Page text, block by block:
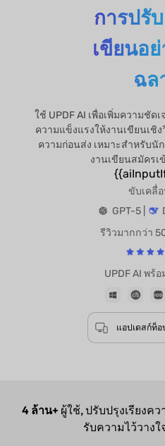
การปรั
เขียนอ
ฉล
ใช้ UPDF AI เพื่อเพิ่มความชัด
ความแข็งแรงให้งานเขียนเชิ
ความก่อนส่ง เหมาะสำหรับนั
งานเขียนสมัครเ
ขับ
GPT-5 |
รีวิวมากก
UPDF
4 ล้าน+ ผู้ใช้, ปรับปรุงเรียงค
รับความไว้วาง